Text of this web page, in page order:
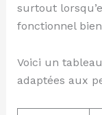
surtout
fonctionnel
Voici un
adaptées aux